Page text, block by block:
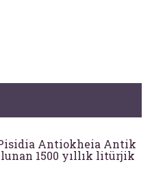
Antiokheia Antik
1500 yıllık litürjik